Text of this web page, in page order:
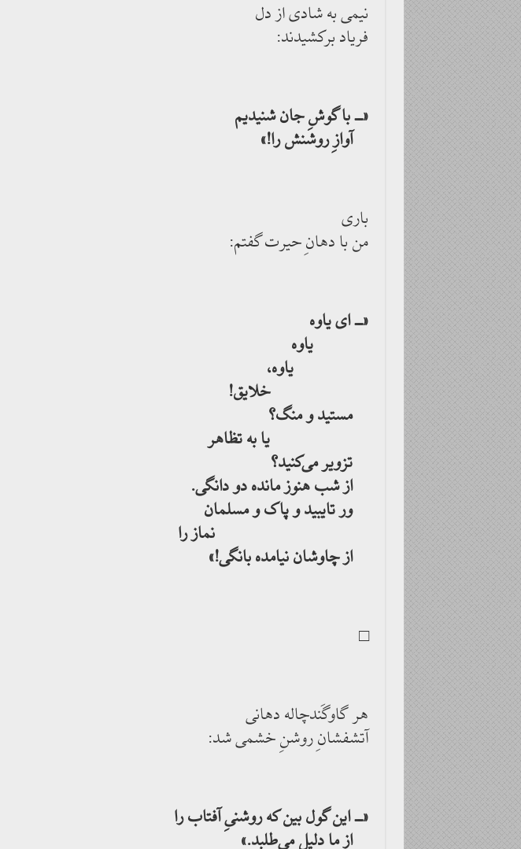
نیمی به شادی از دل
فریاد برکشیدند:
«ــ با گوشِ جان شنیدیم
آوازِ روشنش را!»
باری
من با دهانِ حیرت گفتم:
«ــ ای یاوه
یاوه
یاوه،
خلایق!
مستید و منگ؟
یا به تظاهر
تزویر می‌کنید؟
از شب هنوز مانده دو دانگی.
ور تایبید و پاک و مسلمان
نماز را
از چاوشان نیامده بانگی!»
□
هر گاوگَندچاله دهانی
آتشفشانِ روشنِ خشمی شد:
«ــ این گول بین که روشنیِ آفتاب را
از ما دلیل می‌طلبد.»